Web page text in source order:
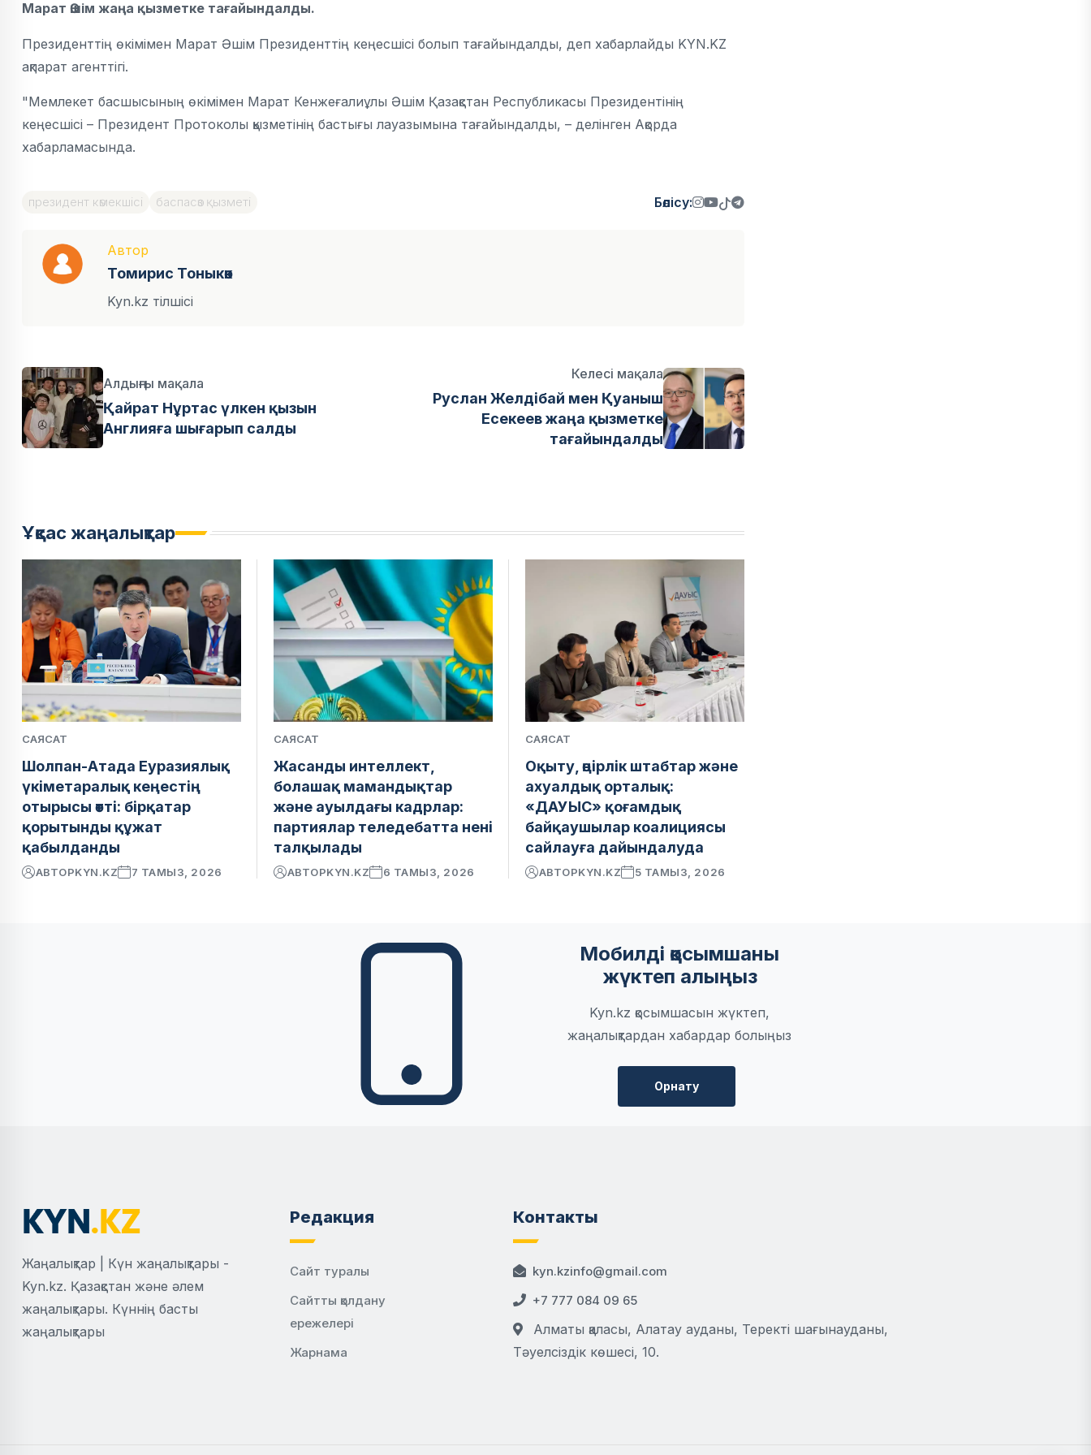
Марат Әшім жаңа қызметке тағайындалды.
Президенттің өкімімен Марат Әшім Президенттің кеңесшісі болып тағайындалды, деп хабарлайды KYN.KZ
ақпарат агенттігі.
"Мемлекет басшысының өкімімен Марат Кенжеғалиұлы Әшім Қазақстан Республикасы Президентінің
кеңесшісі – Президент Протоколы қызметінің бастығы лауазымына тағайындалды, – делінген Ақорда
хабарламасында.
президент көмекшісі баспасөз қызметі Бөлісу:
Автор
Томирис Тоныкөк
Kyn.kz тілшісі
Алдыңғы мақала
Қайрат Нұртас үлкен қызын
Англияға шығарып салды
Келесі мақала
Руслан Желдібай мен Қуаныш
Есекеев жаңа қызметке
тағайындалды
Ұқсас жаңалықтар
САЯСАТ
Шолпан-Атада Еуразиялық
үкіметаралық кеңестің
отырысы өтті: бірқатар
қорытынды құжат
қабылданды
АВТОРKYN.KZ 7 ТАМЫЗ, 2026
САЯСАТ
Жасанды интеллект,
болашақ мамандықтар
және ауылдағы кадрлар:
партиялар теледебатта нені
талқылады
АВТОРKYN.KZ 6 ТАМЫЗ, 2026
САЯСАТ
Оқыту, өңірлік штабтар және
ахуалдық орталық:
«ДАУЫС» қоғамдық
байқаушылар коалициясы
сайлауға дайындалуда
АВТОРKYN.KZ 5 ТАМЫЗ, 2026
Мобилді қосымшаны
жүктеп алыңыз
Kyn.kz қосымшасын жүктеп,
жаңалықтардан хабардар болыңыз
Орнату
Жаңалықтар | Күн жаңалықтары -
Kyn.kz. Қазақстан және әлем
жаңалықтары. Күннің басты
жаңалықтары
Редакция
Сайт туралы
Сайтты қолдану
ережелері
Жарнама
Контакты
kyn.kzinfo@gmail.com
+7 777 084 09 65
Алматы қаласы, Алатау ауданы, Теректі шағынауданы,
Тәуелсіздік көшесі, 10.